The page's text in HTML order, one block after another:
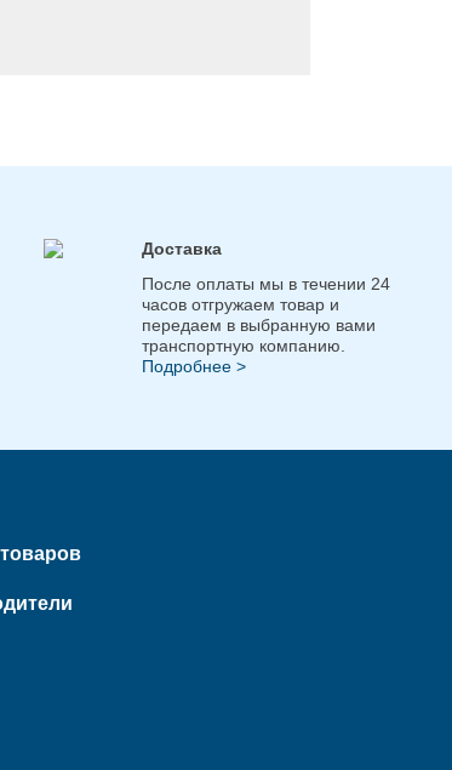
Доставка
После оплаты мы в течении 24
часов отгружаем товар и
передаем в выбранную вами
транспортную компанию.
Подробнее >